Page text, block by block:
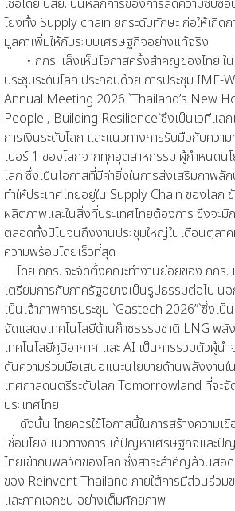
เชื่อโดย บสย. บนหลักการของการลดความซับซ้
โยงทั้ง Supply chain ยกระดับทักษะ ก่อให้เกิดก
มูลค่าเพิ่มให้กับระบบเศรษฐกิจอย่างแท้จริง
• กกร. เล็งเห็นโอกาสครั้งสำคัญของไทย ใน
ประชุมระดับโลก ประกอบด้วย การประชุม
Annual Meeting 2026 `Thailand’s New
People , Building Resilience`ซึ่งเป็นเวทีแล
การเงินระดับโลก และแนวทางการรับมือกับควา
เบอร์ 1 ของโลกจากทุกอุตสาหกรรม ผู้กำหนดน
โลก ซึ่งเป็นโอกาสที่มีค่ายิ่งในการส่งเสริมภาพ
ทำให้ประเทศไทยอยู่ใน Supply Chain ของโล
ผลิตภาพและในสิ่งที่ประเทศไทยต้องการ ซึ่งจะมี
ตลอดทั้งปีไปจนถึงงานประชุมใหญ่ในเดือนตุลา
ความพร้อมโดยเร็วที่สุด
โดย กกร. จะจัดตั้งคณะทำงานย่อยของ กกร.
เตรียมการกับภาครัฐอย่างเป็นรูปธรรมต่อไป น
เป็นเจ้าภาพการประชุม `Gastech 2026”`ซึ่งเ
จัดแสดงเทคโนโลยีด้านก๊าซธรรมชาติ LNG พลั
เทคโนโลยีภูมิอากาศ และ AI เป็นการรวมตัวผู้น
ดันความร่วมมือเสนอแนะนโยบายด้านพลังงานใ
เทศกาลดนตรีระดับโลก Tomorrowland ที่จะจั
ประเทศไทย
ดังนั้น ไทยควรใช้โอกาสนี้ในการสร้างความเชื่
เชื่อมโยงแนวทางการแก้ปัญหาเศรษฐกิจและปั
ไทยเข้ากับพลวัตของโลก ซึ่งสาระสำคัญล้วนสอ
ของ Reinvent Thailand ภายใต้การมีส่วนร่ว
และภาคเอกชน อย่างเต็มศักยภาพ